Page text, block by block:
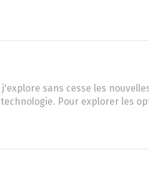
j'explore sans cesse les
Pour explorer les